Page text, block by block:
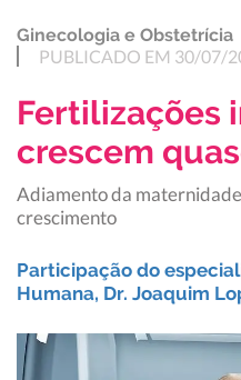
Ginecologia e Obstetrícia
PUBLICADO EM 30/07/
Fertilizações
crescem
Adiamento da
crescimento
Participação do
Humana, Dr. Joaquim